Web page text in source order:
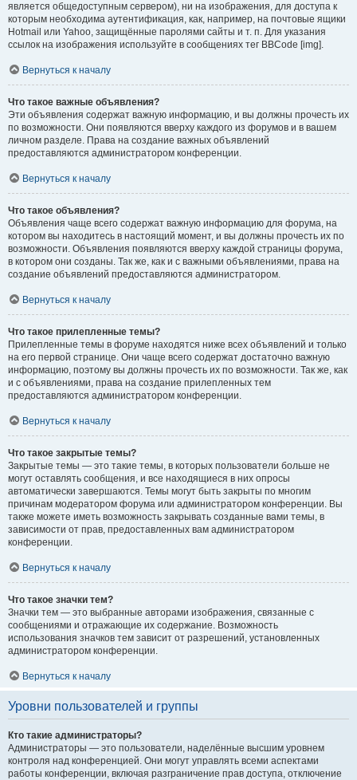
является общедоступным сервером), ни на изображения, для доступа к
которым необходима аутентификация, как, например, на почтовые ящики
Hotmail или Yahoo, защищённые паролями сайты и т. п. Для указания
ссылок на изображения используйте в сообщениях тег BBCode [img].
Вернуться к началу
Что такое важные объявления?
Эти объявления содержат важную информацию, и вы должны прочесть их
по возможности. Они появляются вверху каждого из форумов и в вашем
личном разделе. Права на создание важных объявлений
предоставляются администратором конференции.
Вернуться к началу
Что такое объявления?
Объявления чаще всего содержат важную информацию для форума, на
котором вы находитесь в настоящий момент, и вы должны прочесть их по
возможности. Объявления появляются вверху каждой страницы форума,
в котором они созданы. Так же, как и с важными объявлениями, права на
создание объявлений предоставляются администратором.
Вернуться к началу
Что такое прилепленные темы?
Прилепленные темы в форуме находятся ниже всех объявлений и только
на его первой странице. Они чаще всего содержат достаточно важную
информацию, поэтому вы должны прочесть их по возможности. Так же, как
и с объявлениями, права на создание прилепленных тем
предоставляются администратором конференции.
Вернуться к началу
Что такое закрытые темы?
Закрытые темы — это такие темы, в которых пользователи больше не
могут оставлять сообщения, и все находящиеся в них опросы
автоматически завершаются. Темы могут быть закрыты по многим
причинам модератором форума или администратором конференции. Вы
также можете иметь возможность закрывать созданные вами темы, в
зависимости от прав, предоставленных вам администратором
конференции.
Вернуться к началу
Что такое значки тем?
Значки тем — это выбранные авторами изображения, связанные с
сообщениями и отражающие их содержание. Возможность
использования значков тем зависит от разрешений, установленных
администратором конференции.
Вернуться к началу
Уровни пользователей и группы
Кто такие администраторы?
Администраторы — это пользователи, наделённые высшим уровнем
контроля над конференцией. Они могут управлять всеми аспектами
работы конференции, включая разграничение прав доступа, отключение